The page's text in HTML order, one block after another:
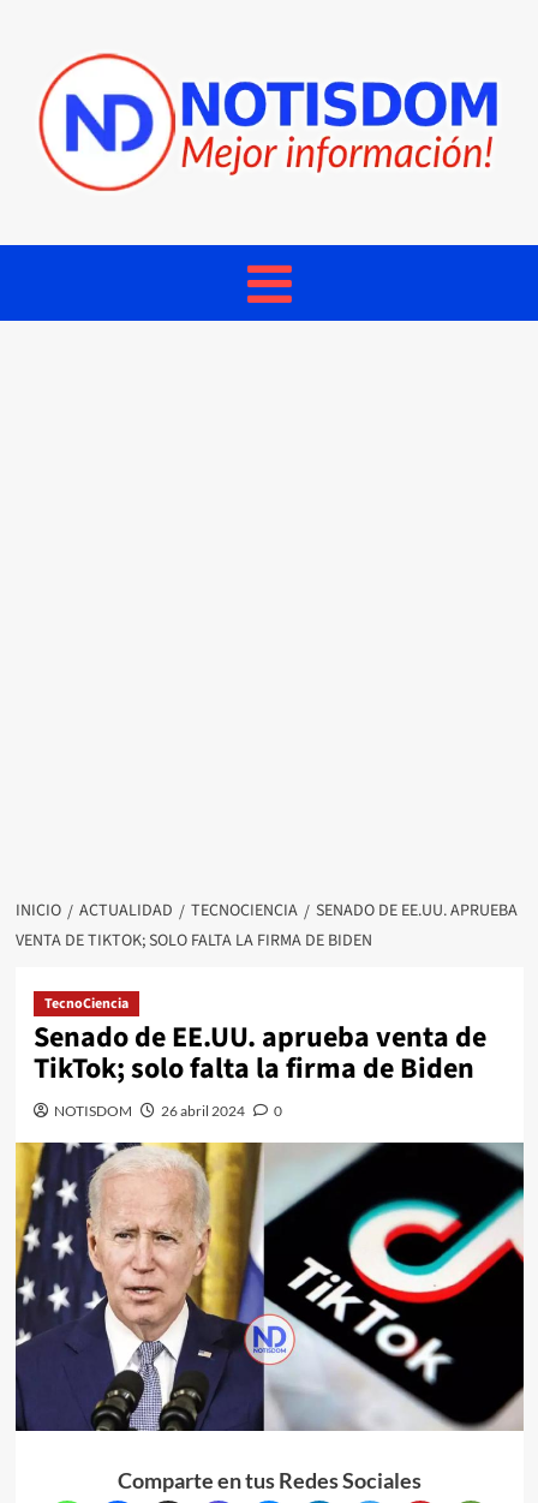
INICIO ACTUALIDAD TECNOCIENCIA
SENADO DE EE.UU. APRUEBA
VENTA DE TIKTOK; SOLO FALTA LA FIRMA DE BIDEN
TecnoCiencia
Senado de EE.UU. aprueba venta de
TikTok; solo falta la firma de Biden
NOTISDOM 26 abril 2024 0
Comparte en tus Redes Sociales